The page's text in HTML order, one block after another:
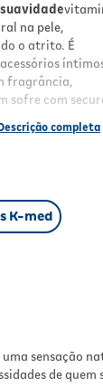
na pele,
o atrito. É
fragrância,
sofre com
toque suave
e não gorduroso
e acessórios
mais
da pele e
K-med
sensação
de